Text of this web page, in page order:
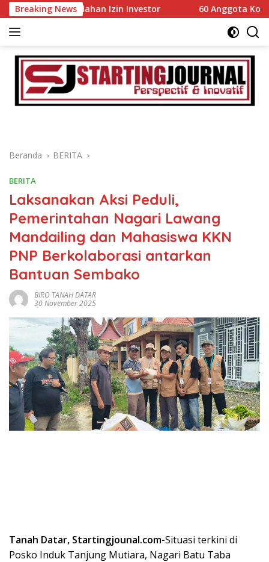
Langsung
ke
konten
Breaking NewsIzin Investor 60 Anggota Kontingen
Beranda BERITA
BERITA
Laksanakan Aksi Peduli,
Pemerintahan Nagari Lawang
Mandailing dan Mahasiswa KKN
PNP Berkolaborasi antarkan
Bantuan Sembako
BIRO TANAH DATAR
30 November 2025
Tanah Datar, Startingjounal.com-Situasi terkini di
Posko Induk Tanjung Mutiara, Nagari Batu Taba